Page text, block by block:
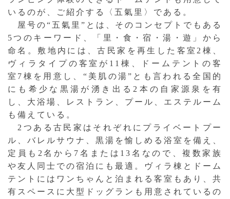
いるのが、ご紹介する〈五氣里〉である。
屋号の“五氣里”とは、そのコンセプトでもある
5つのキーワード、「里・食・宿・湯・遊」から
命名。敷地内には、古民家を再生した客室2棟、
ヴィラタイプの客室が11棟、ドームテントの客
室7棟を用意し、“美肌の湯”とも言われる全国的
にも希少な黒湯が湧き出る2本の自家源泉を有
し、大浴場、レストラン、プール、エステルーム
も備えている。
2つある古民家はそれぞれにプライベートプー
ル、バレルサウナ、黒湯を愉しめる浴室を備え、
定員も2名から7名または13名なので、複数家族
や友人同士での宿泊にも最適。ヴィラ棟とドーム
テントにはワンちゃんと泊まれる客室もあり、共
有スペースに大型ドッグランも用意されているの